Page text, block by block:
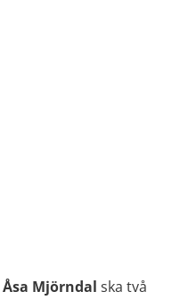
Åsa Mjörndal ska två